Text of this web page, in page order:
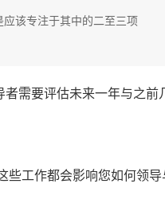
该专注于其中的二至三项
需要评估未来一年与之前
些工作都会影响您如何领导